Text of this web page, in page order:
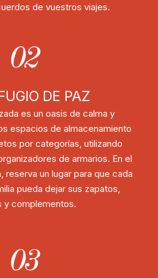
de vuestros viajes.
02
DE PAZ
es un oasis de calma y
espacios de almacenamiento
por categorías, utilizando
de armarios. En el
reserva un lugar para que cada
pueda dejar sus zapatos,
y complementos.
03